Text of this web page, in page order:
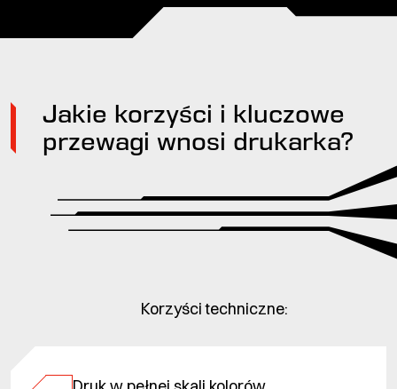
Jakie korzyści i kluczowe
przewagi wnosi drukarka?
Korzyści techniczne: